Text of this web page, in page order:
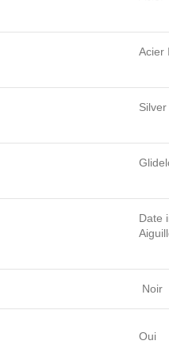
Acier
Silver
Date
Noir
Oui